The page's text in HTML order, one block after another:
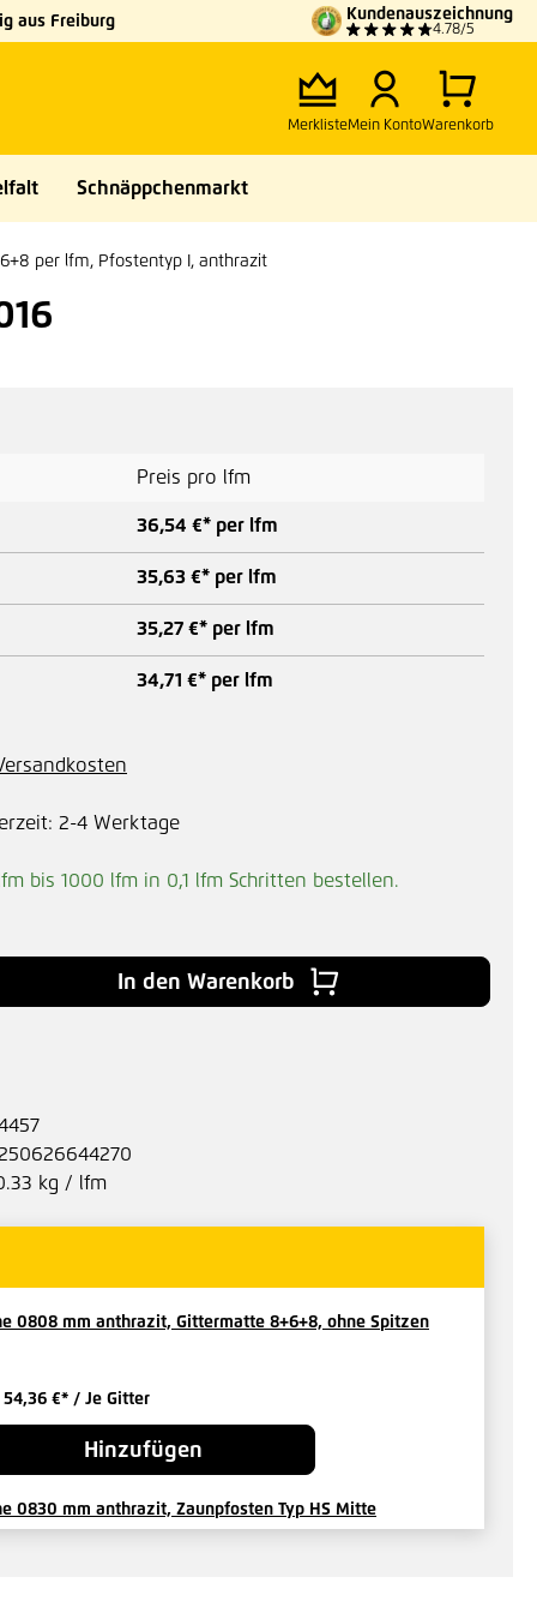
aus Freiburg Kundenauszeichnung
4.78/5
MerklisteMein KontoWarenkorb
Schnäppchenmarkt
per lfm, Pfostentyp I, anthrazit
Preis pro lfm
36,54 €* per lfm
35,63 €* per lfm
35,27 €* per lfm
34,71 €* per lfm
2-4 Werktage
bis 1000 lfm in 0,1 lfm Schritten bestellen.
In den Warenkorb
kg / lfm
0808 mm anthrazit, Gittermatte 8+6+8, ohne Spitzen
54,36 €* / Je Gitter
Hinzufügen
0830 mm anthrazit, Zaunpfosten Typ HS Mitte